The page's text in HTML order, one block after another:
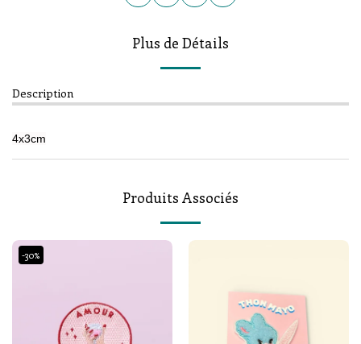
Plus de Détails
Description
4x3cm
Produits Associés
-30%